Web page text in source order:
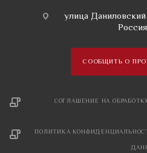
улица
СООБЩИТЬ О
СОГЛАШЕНИЕ НА
ПОЛИТИКА